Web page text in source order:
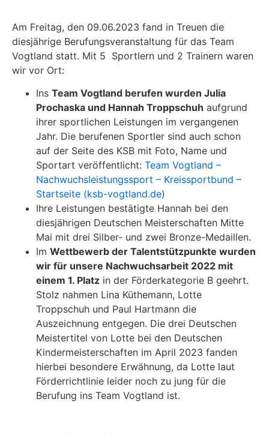
Am Freitag, den 09.06.2023 fand in Treuen die
diesjährige Berufungsveranstaltung für das Team
Vogtland statt. Mit 5 Sportlern und 2 Trainern waren
wir vor Ort:
Ins Team Vogtland berufen wurden Julia
Prochaska und Hannah Troppschuh aufgrund
ihrer sportlichen Leistungen im vergangenen
Jahr. Die berufenen Sportler sind auch schon
auf der Seite des KSB mit Foto, Name und
Sportart veröffentlicht: Team Vogtland –
Nachwuchsleistungssport – Kreissportbund –
Startseite (ksb-vogtland.de)
Ihre Leistungen bestätigte Hannah bei den
diesjährigen Deutschen Meisterschaften Mitte
Mai mit drei Silber- und zwei Bronze-Medaillen.
Im Wettbewerb der Talentstützpunkte wurden
wir für unsere Nachwuchsarbeit 2022 mit
einem 1. Platz in der Förderkategorie B geehrt.
Stolz nahmen Lina Küthemann, Lotte
Troppschuh und Paul Hartmann die
Auszeichnung entgegen. Die drei Deutschen
Meistertitel von Lotte bei den Deutschen
Kindermeisterschaften im April 2023 fanden
hierbei besondere Erwähnung, da Lotte laut
Förderrichtlinie leider noch zu jung für die
Berufung ins Team Vogtland ist.